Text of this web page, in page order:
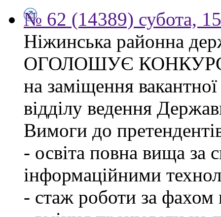
№ 62 (14389) субота,
Ніжинська районна
ОГОЛОШУЄ
на заміщення вакантної
відділу ведення
Вимоги до
- освіта повна вища за
інформаційними
- стаж роботи за